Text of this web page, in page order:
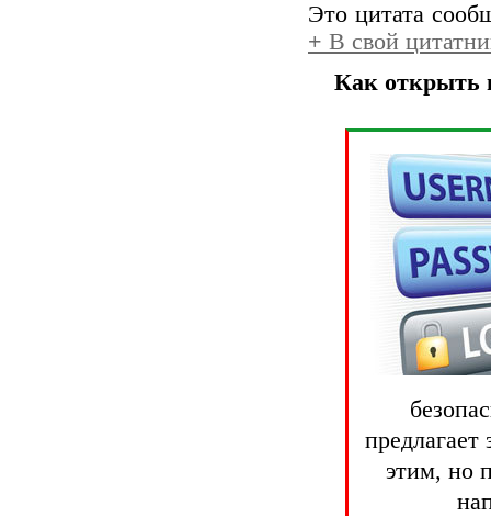
Это цитата
+ В свой
Как открыть
предлагает
этим, но